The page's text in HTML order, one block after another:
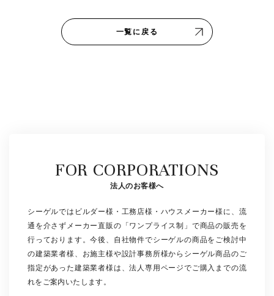
一覧に戻る
FOR CORPORATIONS
法人のお客様へ
シーゲルではビルダー様・工務店様・ハウスメーカー様に、流
通を介さずメーカー直販の「ワンプライス制」で商品の販売を
行っております。今後、自社物件でシーゲルの商品をご検討中
の建築業者様、お施主様や設計事務所様からシーゲル商品のご
指定があった建築業者様は、法人専用ページでご購入までの流
れをご案内いたします。